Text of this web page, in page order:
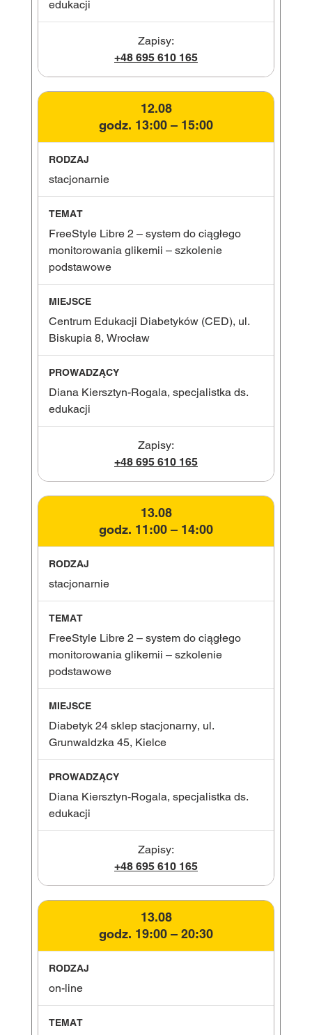
edukacji
Zapisy:
+48 695 610 165
12.08
godz. 13:00 – 15:00
stacjonarnie
FreeStyle Libre 2 – system do ciągłego
monitorowania glikemii – szkolenie
podstawowe
Centrum Edukacji Diabetyków (CED), ul.
Biskupia 8, Wrocław
Diana Kiersztyn-Rogala, specjalistka ds.
edukacji
Zapisy:
+48 695 610 165
13.08
godz. 11:00 – 14:00
stacjonarnie
FreeStyle Libre 2 – system do ciągłego
monitorowania glikemii – szkolenie
podstawowe
Diabetyk 24 sklep stacjonarny, ul.
Grunwaldzka 45, Kielce
Diana Kiersztyn-Rogala, specjalistka ds.
edukacji
Zapisy:
+48 695 610 165
13.08
godz. 19:00 – 20:30
on-line